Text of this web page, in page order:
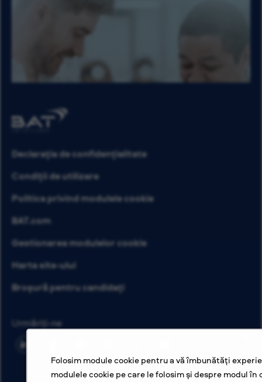
Folosim module cookie pentru a vă îmbunătăți
modulele cookie pe care le folosim și despre modul
Declarația de confidențialitate
Condiții de utilizare
Politica privind modulele cookie
BAT.com
Gestionarea modulelor cookie
Harta site-ului
Broșură pentru candidați
Urmăriți-ne